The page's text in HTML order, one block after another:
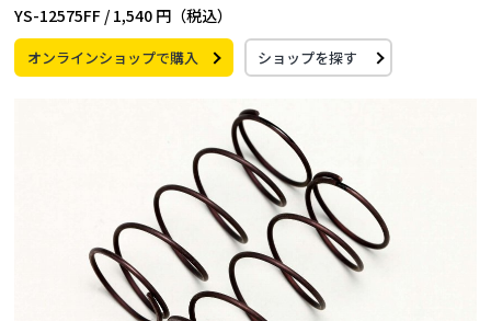
YS-12575FF / 1,540 円（税込）
オンラインショップで購入 ショップを探す